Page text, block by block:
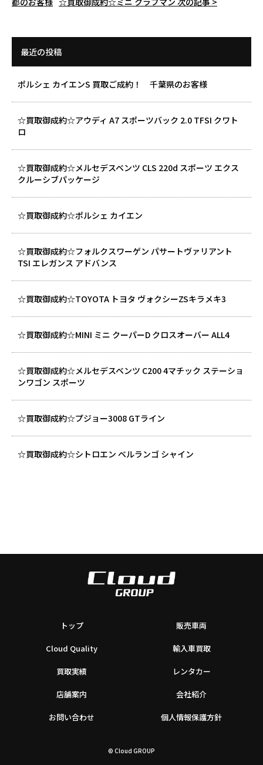
最近の投稿
ポルシェ カイエンS 買取ご成約！ 千葉県のお客様
☆買取御成約☆アウディ A7 スポーツバック 2.0 TFSI クワト
ロ
☆買取御成約☆メルセデスベンツ CLS 220d スポーツ エクス
クルーシブパッケージ
☆買取御成約☆ポルシェ カイエン
☆買取御成約☆フォルクスワーゲン パサートヴァリアント
TSI エレガンス アドバンス
☆買取御成約☆TOYOTA トヨタ ヴォクシーZSキラメキ3
☆買取御成約☆MINI ミニ クーパーD クロスオーバー ALL4
☆買取御成約☆メルセデスベンツ C200 4マチック ステーショ
ンワゴン スポーツ
☆買取御成約☆プジョー3008 GTライン
☆買取御成約☆シトロエン ベルランゴ シャイン
トップ 販売車両
Cloud Quality 輸入車買取
買取実績 レンタカー
店舗案内 会社紹介
お問い合わせ 個人情報保護方針
© Cloud GROUP